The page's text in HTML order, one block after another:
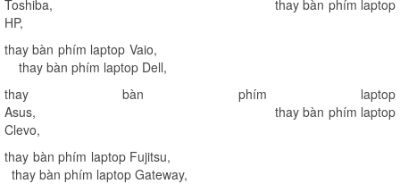
Toshiba,
thay bàn phím laptop
HP,
thay bàn phím laptop Vaio,
thay bàn phím laptop Dell,
thay bàn phím laptop
Asus,
thay bàn phím laptop
Clevo,
thay bàn phím laptop Fujitsu,
thay bàn phím laptop Gateway,